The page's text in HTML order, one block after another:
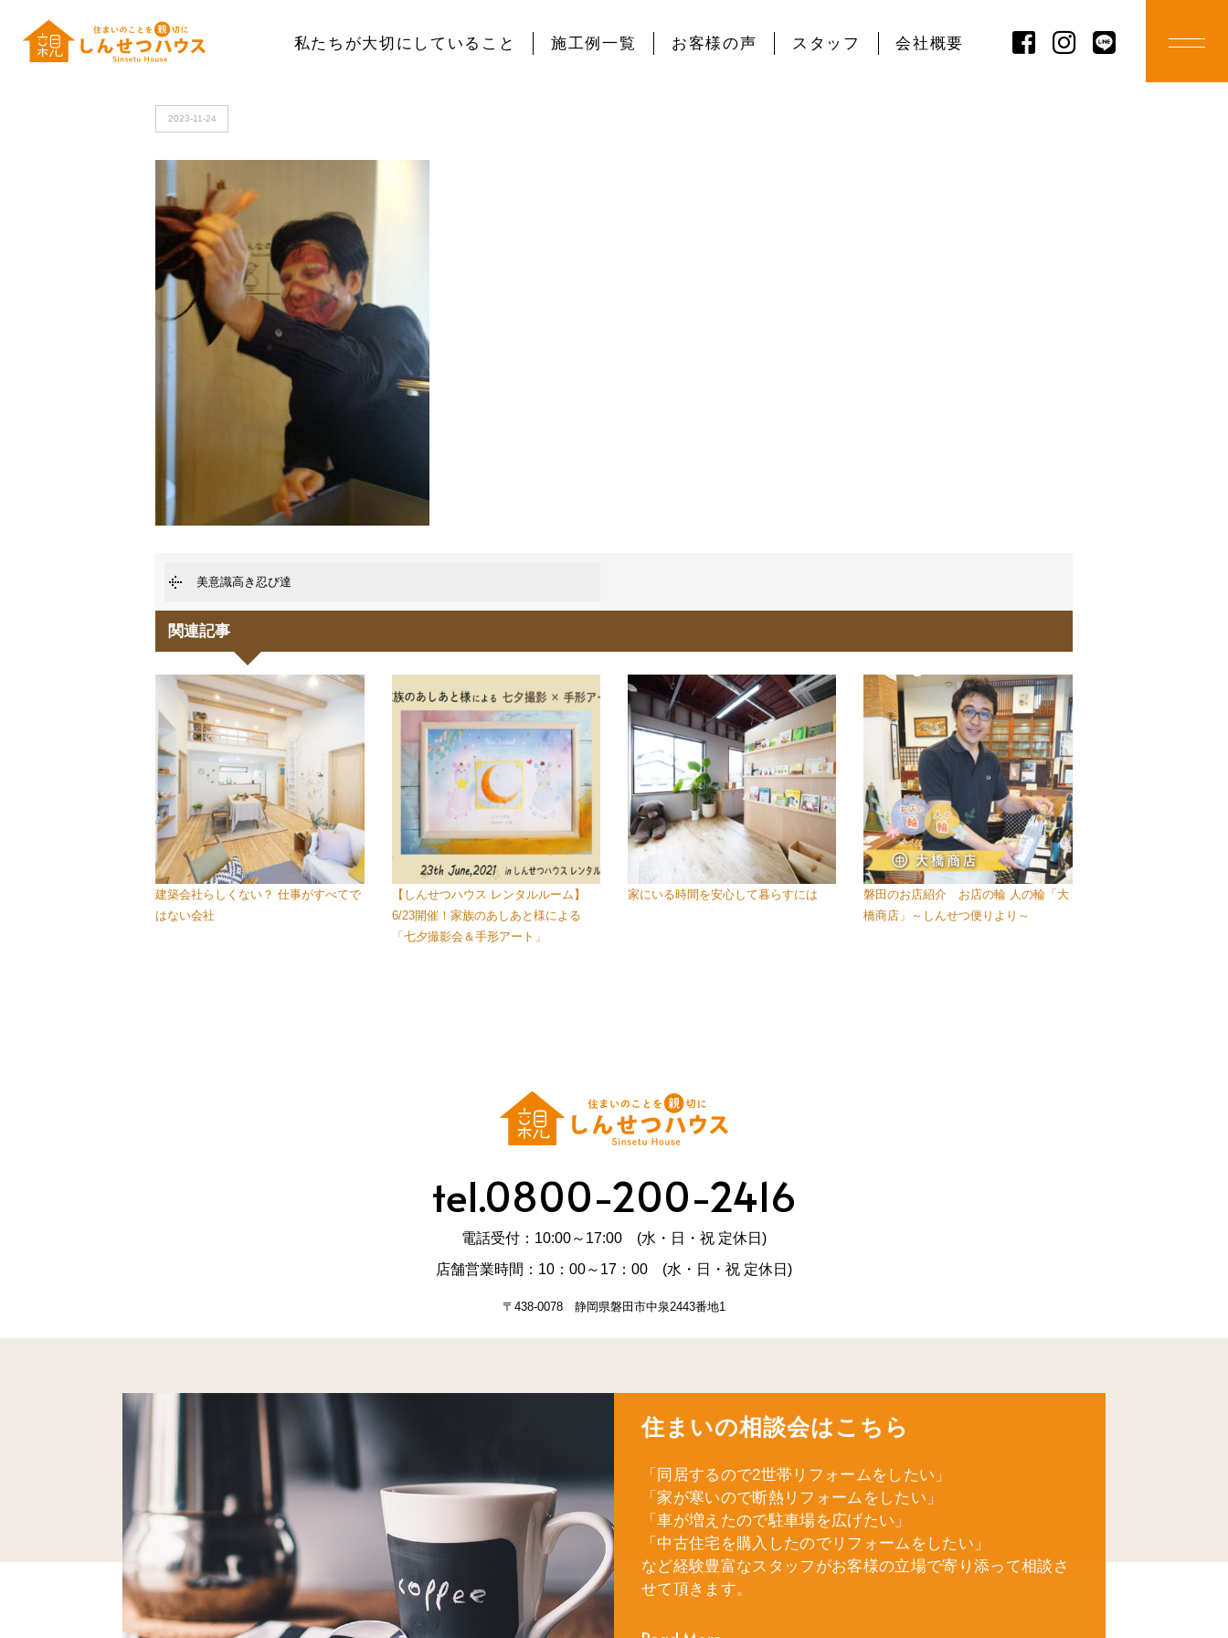
私たちが大切にしていること 施工例一覧 お客様の声 スタッフ 会社概要
HOME >c231109_113718_sh_exported_70538-768x1024_
2023-11-24
美意識高き忍び達
関連記事
建築会社らしくない？ 仕事がすべてで
はない会社
【しんせつハウス レンタルルーム】
6/23開催！家族のあしあと様による
「七夕撮影会＆手形アート」
家にいる時間を安心して暮らすには
磐田のお店紹介 お店の輪 人の輪「大
橋商店」～しんせつ便りより～
tel.0800-200-2416
電話受付：10:00～17:00 (水・日・祝 定休日)
店舗営業時間：10：00～17：00 (水・日・祝 定休日)
〒438-0078 静岡県磐田市中泉2443番地1
住まいの相談会はこちら
「同居するので2世帯リフォームをしたい」
「家が寒いので断熱リフォームをしたい」
「車が増えたので駐車場を広げたい」
「中古住宅を購入したのでリフォームをしたい」
など経験豊富なスタッフがお客様の立場で寄り添って相談さ
せて頂きます。